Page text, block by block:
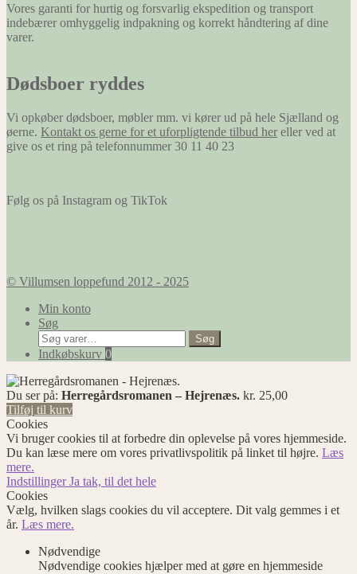
Vores garanti for hurtig og forsvarlig ekspedition og transport
indebærer omhyggelig indpakning og korrekt håndtering af dine
varer.
Dødsboer ryddes
Vi opkøber dødsboer, møbler mm. vi kører ud på hele Sjælland og
øerne. Kontakt os gerne for et uforpligtende tilbud her eller ved at
give os et ring på telefonnummer 30 11 40 23
Følg os på Instagram og TikTok
© Villumsen loppefund 2012 - 2025
Min konto
Søg
Søg
efter:
Søg
Indkøbskurv 0
Du ser på: Herregårdsromanen – Hejrenæs. kr. 25,00
Tilføj til kurv
Cookies
Vi bruger cookies til at forbedre din oplevelse på vores hjemmeside.
Du kan læse mere om vores privatlivspolitik på linket til højre. Læs
mere.
IndstillingerJa tak, til det hele
Cookies
Vælg, hvilken slags cookies du vil acceptere. Dit valg gemmes i et
år. Læs mere.
Nødvendige
Nødvendige cookies hjælper med at gøre en hjemmeside